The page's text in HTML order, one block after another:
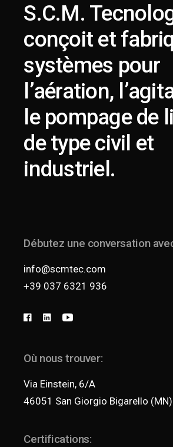
S.C.M.
conçoit et
systèmes pour
l’aération,
le pompage de
de type civil et
industriel.
Débutez une conversation
info@scmtec.com
+39 037 6321 936
Où nous trouver:
Via Einstein, 6/A
46051 San Giorgio Bigarello (MN)
Certifications: